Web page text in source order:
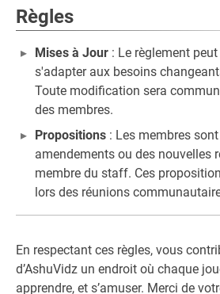
Règles
Mises à Jour : Le règlement
s'adapter aux besoins
Toute modification sera
des membres.
Propositions : Les membres
amendements ou des nouvelles
membre du staff. Ces
lors des réunions
En respectant ces règles, vous
d’AshuVidz un endroit où chaque
apprendre, et s’amuser. Merci de